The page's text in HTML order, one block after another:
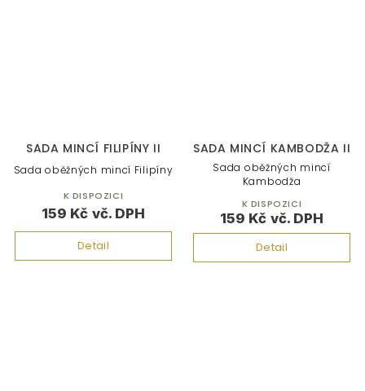
SADA MINCÍ FILIPÍNY II
159 Kč
Detail
Sada oběžných mincí Filipíny
K DISPOZICI
SADA MINCÍ KAMBODŽA II
159 Kč
Detail
Sada oběžných mincí
Kambodža
K DISPOZICI